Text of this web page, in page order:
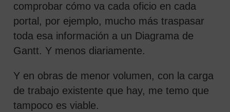
comprobar cómo va cada oficio en cada
portal, por ejemplo, mucho más traspasar
toda esa información a un Diagrama de
Gantt. Y menos diariamente.
Y en obras de menor volumen, con la carga
de trabajo existente que hay, me temo que
tampoco es viable.